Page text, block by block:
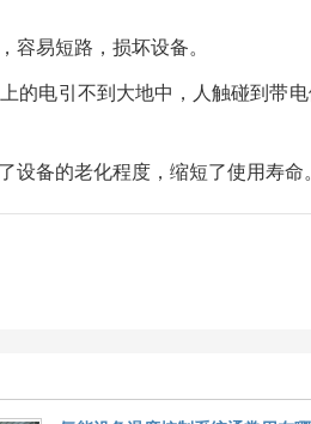
容易短路，损坏设备。
电引不到大地中，人触碰到带电
备的老化程度，缩短了使用寿命。